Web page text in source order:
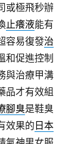
或極飛秒辦
止癢液能有
容易復發治
和促進控制
與治療甲溝
品才有效組
腳臭是鞋臭
效果的 日本